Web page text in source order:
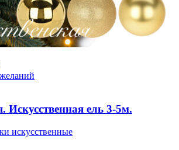
Искусственная ель 3-5м.
искусственные